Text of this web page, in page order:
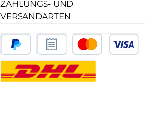
ZAHLUNGS- UND
VERSANDARTEN